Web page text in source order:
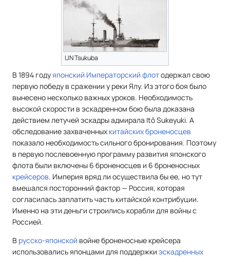
IJN Tsukuba
В 1894 годуяпонский Императорский флотодержал свою
первую победу в сражении у реки Ялу. Из этого боя было
вынесено несколько важных уроков. Необходимость
высокой скорости в эскадренном бою была доказана
действием летучей эскадры адмирала Itō Sukeyuki. А
обследование захваченных китайскихброненосцев
показало необходимость сильного бронирования. Поэтому
в первую послевоенную программу развития японского
флота были включены 6 броненосцев и 6 броненосных
крейсеров. Империя вряд ли осуществила бы ее, но тут
вмешался посторонний фактор — Россия, которая
согласилась заплатить часть китайской контрибуции.
Именно на эти деньги строились корабли для войны с
Россией.
В русско-японской войне броненосные крейсера
использовались японцами для поддержки эскадренных